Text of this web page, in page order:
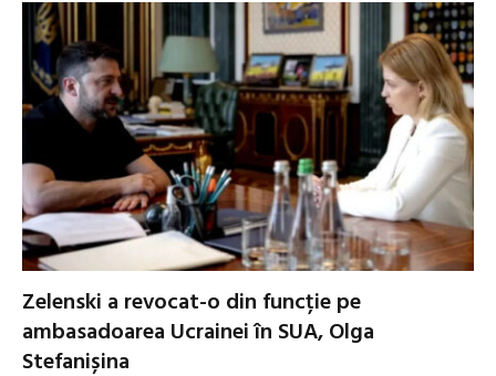
Zelenski a revocat-o din funcție pe
ambasadoarea Ucrainei în SUA, Olga
Stefanișina